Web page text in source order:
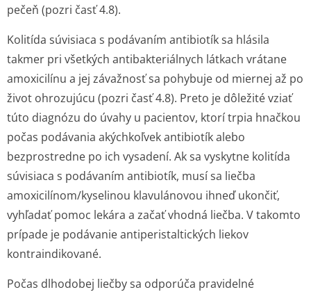
pečeň (pozri časť 4.8).
Kolitída súvisiaca s podávaním antibiotík sa hlásila
takmer pri všetkých antibakteriálnych látkach vrátane
amoxicilínu a jej závažnosť sa pohybuje od miernej až po
život ohrozujúcu (pozri časť 4.8). Preto je dôležité vziať
túto diagnózu do úvahy u pacientov, ktorí trpia hnačkou
počas podávania akýchkoľvek antibiotík alebo
bezprostredne po ich vysadení. Ak sa vyskytne kolitída
súvisiaca s podávaním antibiotík, musí sa liečba
amoxicilínom/ky­selinou klavulánovou ihneď ukončiť,
vyhľadať pomoc lekára a začať vhodná liečba. V takomto
prípade je podávanie antiperistaltických liekov
kontraindikované.
Počas dlhodobej liečby sa odporúča pravidelné